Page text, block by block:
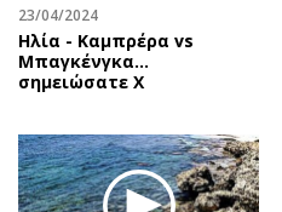
23/04/2024
Ηλία - Καμπρέρα vs
Μπαγκένγκα...
σημειώσατε Χ